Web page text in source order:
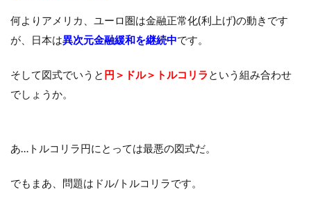
何よりアメリカ、ユーロ圏は金融正常化(利上げ)の動きです
が、日本は異次元金融緩和を継続中です。
そして図式でいうと 円＞ドル＞トルコリラという組み合わせ
でしょうか。
あ…トルコリラ円にとっては最悪の図式だ。
でもまあ、問題はドル/トルコリラです。